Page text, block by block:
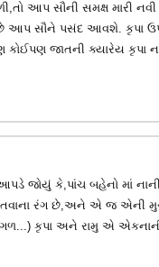
આપ સૌની સમક્ષ મારી
સૌને પસંદ આવશે. કૃપા
કોઈપણ જાતની ક્યારેય કૃપા
જોયું કે,પાંચ બહેનો માં
રંગ છે,અને એ જ એની
કૃપા અને રામુ એ